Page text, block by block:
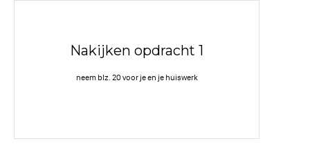
Nakijken opdracht 1
neem blz. 20 voor je en je huiswerk